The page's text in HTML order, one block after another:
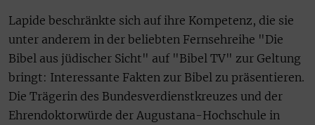
Lapide beschränkte sich auf ihre Kompetenz, die sie
unter anderem in der beliebten Fernsehreihe "Die
Bibel aus jüdischer Sicht" auf "Bibel TV" zur Geltung
bringt: Interessante Fakten zur Bibel zu präsentieren.
Die Trägerin des Bundesverdienstkreuzes und der
Ehrendoktorwürde der Augustana-Hochschule in